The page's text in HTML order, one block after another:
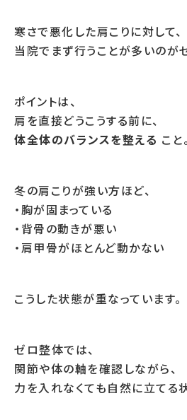
寒さで悪化した肩こりに対して、
当院でまず行うことが多いのが
ポイントは、
肩を直接どうこうする前に、
体全体のバランスを整える こと。
冬の肩こりが強い方ほど、
・胸が固まっている
・背骨の動きが悪い
・肩甲骨がほとんど動かない
こうした状態が重なっています。
ゼロ整体では、
関節や体の軸を確認しながら、
力を入れなくても自然に立てる